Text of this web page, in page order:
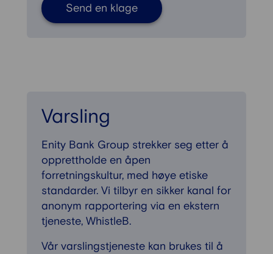
Send en klage
Varsling
Enity Bank Group strekker seg etter å
opprettholde en åpen
forretningskultur, med høye etiske
standarder. Vi tilbyr en sikker kanal for
anonym rapportering via en ekstern
tjeneste, WhistleB.
Vår varslingstjeneste kan brukes til å